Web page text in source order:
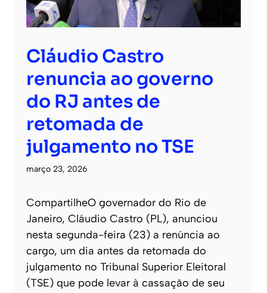
Cláudio Castro
renuncia ao governo
do RJ antes de
retomada de
julgamento no TSE
março 23, 2026
CompartilheO governador do Rio de
Janeiro, Cláudio Castro (PL), anunciou
nesta segunda-feira (23) a renúncia ao
cargo, um dia antes da retomada do
julgamento no Tribunal Superior Eleitoral
(TSE) que pode levar à cassação de seu